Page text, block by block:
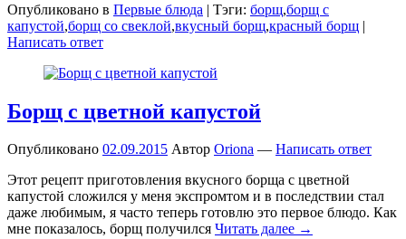
Опубликовано в Первые блюда | Тэги: борщ,борщ с
капустой,борщ со свеклой,вкусный борщ,красный борщ |
Написать ответ
Борщ с цветной капустой
Опубликовано 02.09.2015 Автор Oriona — Написать ответ
Этот рецепт приготовления вкусного борща с цветной
капустой сложился у меня экспромтом и в последствии стал
даже любимым, я часто теперь готовлю это первое блюдо. Как
мне показалось, борщ получился Читать далее →